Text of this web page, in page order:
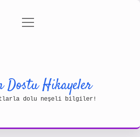
Politikası
menüyü
Dostu Hikayeler
dolu neşeli bilgiler!